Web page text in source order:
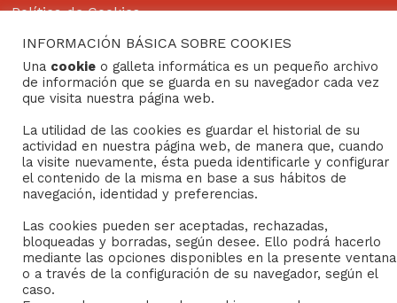
Política de Cookies.
Copyright © 2022 Grupo Studium Formación
INFORMACIÓN BÁSICA SOBRE COOKIES
Una cookie o galleta informática es un pequeño archivo
de información que se guarda en su navegador cada vez
que visita nuestra página web.
La utilidad de las cookies es guardar el historial de su
actividad en nuestra página web, de manera que, cuando
la visite nuevamente, ésta pueda identificarle y configurar
el contenido de la misma en base a sus hábitos de
navegación, identidad y preferencias.
Las cookies pueden ser aceptadas, rechazadas,
bloqueadas y borradas, según desee. Ello podrá hacerlo
mediante las opciones disponibles en la presente ventana
o a través de la configuración de su navegador, según el
caso.